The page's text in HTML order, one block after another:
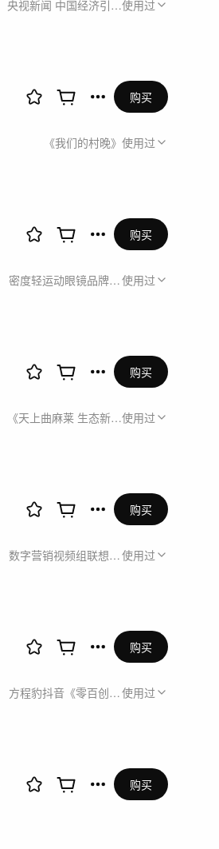
央视新闻 中国经济引力场 阿维塔直播
使用过
购买
《我们的村晚》 使用过
购买
密度轻运动眼镜品牌宣传片
使用过
购买
《天上曲麻莱 生态新高地》宣传片
使用过
购买
数字营销视频组联想12-2月日常联想，联
使用过
购买
方程豹抖音《零百创意》使用过
购买